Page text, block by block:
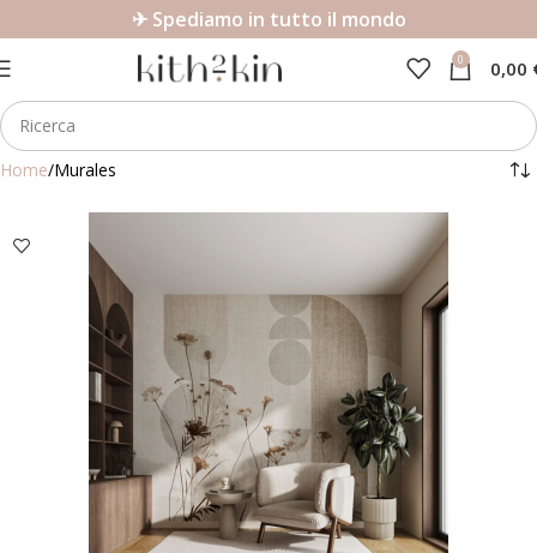
✈ Spediamo in tutto il mondo
0 0,00
Home Murales